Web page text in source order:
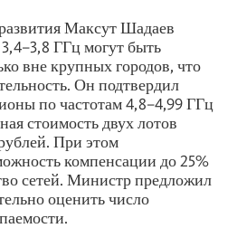
Максут Шадаев
ГГц могут быть
вне крупных городов, что
Он подтвердил
по частотам 4,8–4,99 ГГц
стоимость двух лотов
При этом
компенсации до 25%
сетей. Министр предложил
оценить число